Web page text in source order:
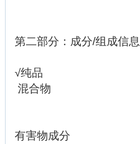
第二部分：成分/组成信息
√纯品
混合物
有害物成分